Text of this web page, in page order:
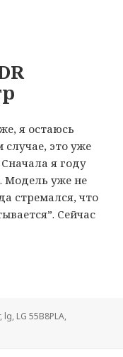
я остаюсь
случае, это уже
я году
Модель уже не
стремался, что
Сейчас
телевизор для игр
, lg, LG 55B8PLA,